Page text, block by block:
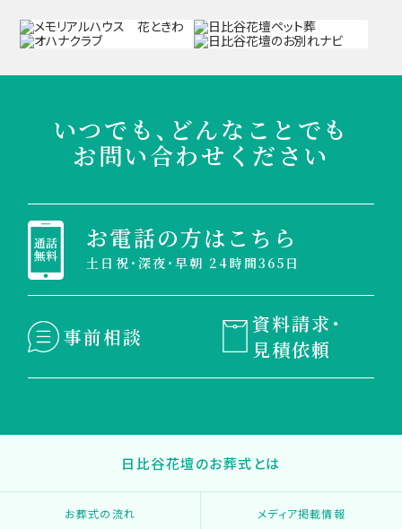
いつでも、どんなことでも
お問い合わせください
お電話の方はこちら
土日祝・深夜・早朝 24時間365日
事前相談
資料請求・
見積依頼
日比谷花壇のお葬式とは
お葬式の流れ メディア掲載情報